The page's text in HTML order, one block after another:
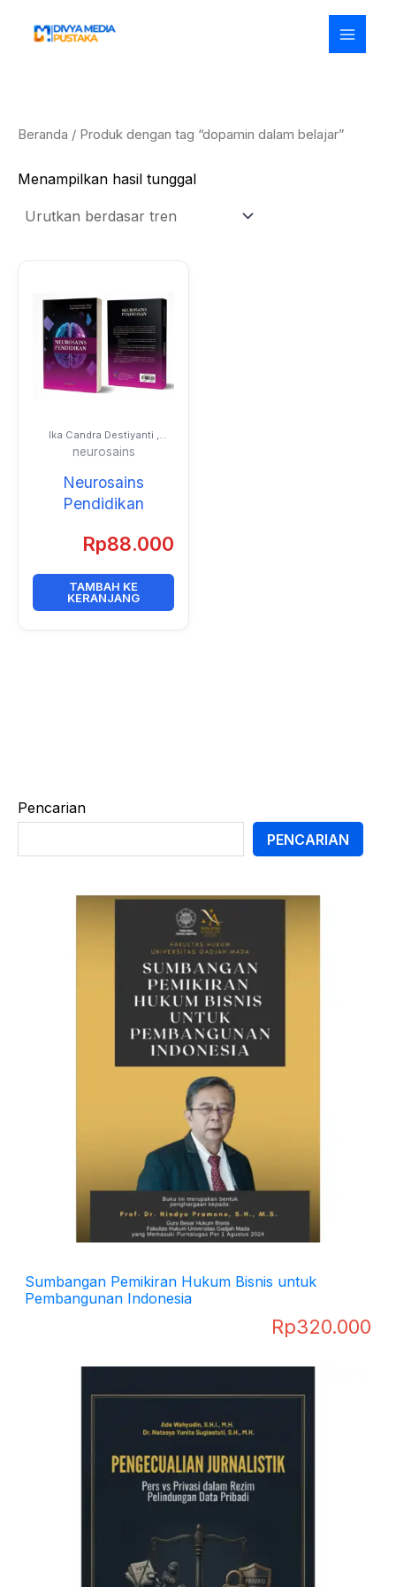
Pencarian
PENCARIAN
Sumbangan Pemikiran Hukum Bisnis untuk
Pembangunan Indonesia
Rp320.000
Beranda / Produk dengan tag “dopamin dalam belajar”
Menampilkan hasil tunggal
Ika Candra Destiyanti ,
M.Pd.I. dan Anggi
Pramowardhani, M.Pd.
neurosains
Neurosains
Pendidikan
Rp88.000
TAMBAH KE
KERANJANG